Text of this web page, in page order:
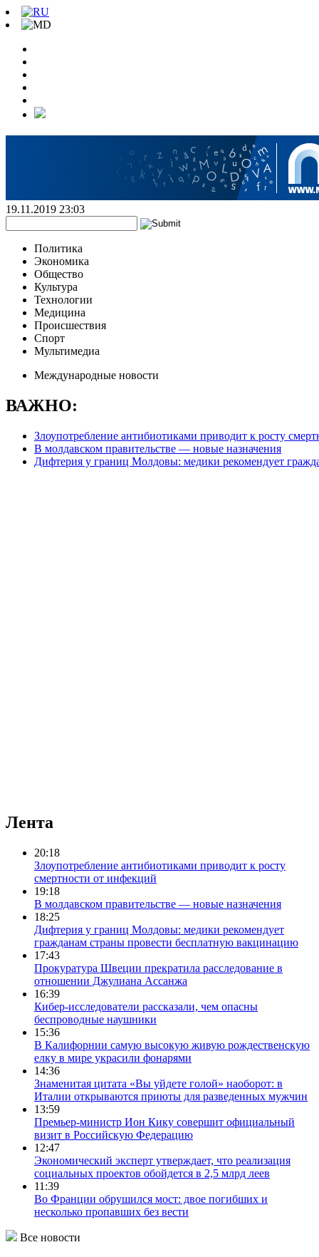
19.11.2019 23:03
Политика
Экономика
Общество
Культура
Технологии
Медицина
Происшествия
Спорт
Мультимедиа
Международные новости
ВАЖНО:
Злоупотребление антибиотиками приводит к росту
В молдавском правительстве — новые назначения
Дифтерия у границ Молдовы: медики рекомендует
Лента
20:18
Злоупотребление антибиотиками приводит к росту
смертности от инфекций
19:18
В молдавском правительстве — новые назначения
18:25
Дифтерия у границ Молдовы: медики рекомендует
гражданам страны провести бесплатную вакцинацию
17:43
Прокуратура Швеции прекратила расследование в
отношении Джулиана Ассанжа
16:39
Кибер-исследователи рассказали, чем опасны
беспроводные наушники
15:36
В Калифорнии самую высокую живую рождественскую
елку в мире украсили фонарями
14:36
Знаменитая цитата «Вы уйдете голой» наоборот: в
Италии открываются приюты для разведенных мужчин
13:59
Премьер-министр Ион Кику совершит официальный
визит в Российскую Федерацию
12:47
Экономический эксперт утверждает, что реализация
социальных проектов обойдется в 2,5 млрд леев
11:39
Во Франции обрушился мост: двое погибших и
несколько пропавших без вести
Все новости